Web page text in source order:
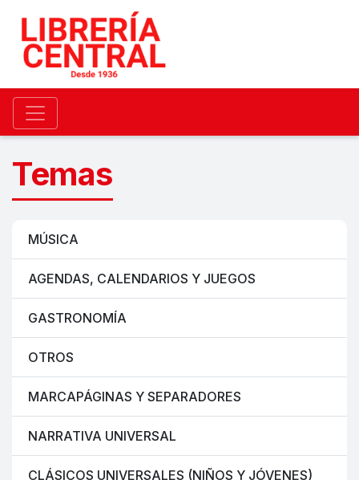
Temas
MÚSICA
AGENDAS, CALENDARIOS Y JUEGOS
GASTRONOMÍA
OTROS
MARCAPÁGINAS Y SEPARADORES
NARRATIVA UNIVERSAL
CLÁSICOS UNIVERSALES (NIÑOS Y JÓVENES)